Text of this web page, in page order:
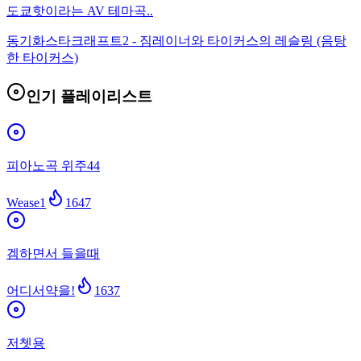
도쿄핫이라는 AV 테마곡..
동기화스타크래프트2 - 짐레이너와 타이커스의 레슬링 (음탕
한 타이커스)
인기 플레이리스트
피아노곡 위주44
Wease1 1647
겜하면서 들을때
어디서약을! 1637
저쳇용